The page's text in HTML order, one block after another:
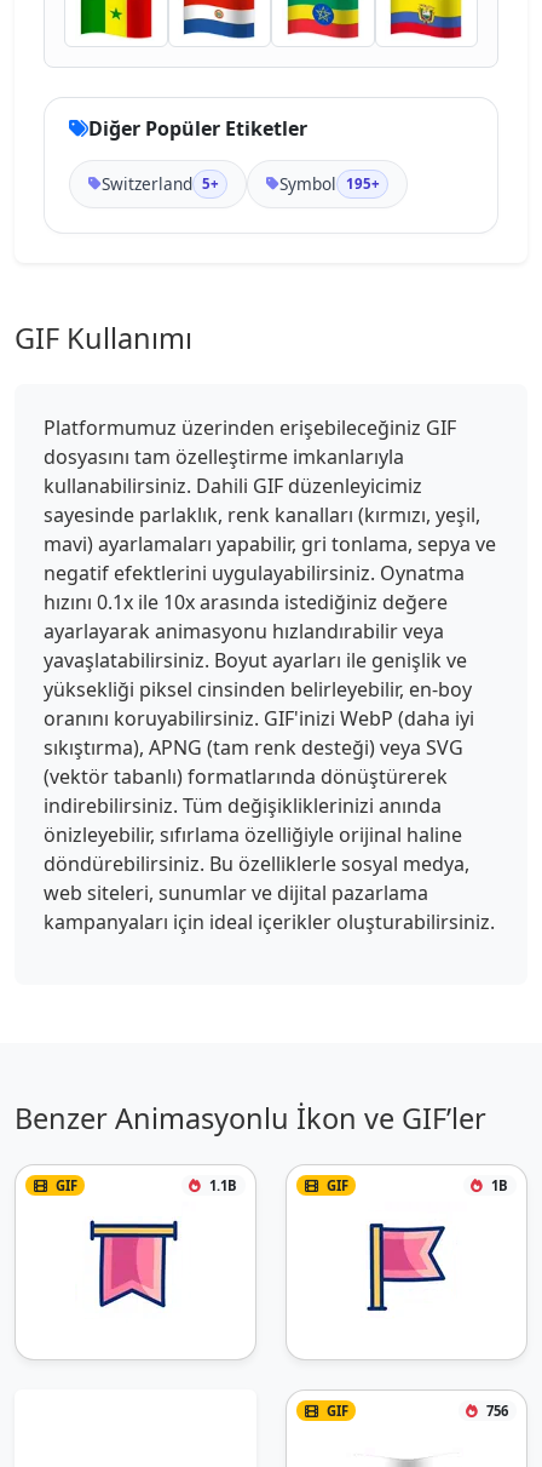
Diğer Popüler Etiketler
Switzerland 5+ Symbol 195+
GIF Kullanımı
Platformumuz üzerinden erişebileceğiniz GIF
dosyasını tam özelleştirme imkanlarıyla
kullanabilirsiniz. Dahili GIF düzenleyicimiz
sayesinde parlaklık, renk kanalları (kırmızı, yeşil,
mavi) ayarlamaları yapabilir, gri tonlama, sepya ve
negatif efektlerini uygulayabilirsiniz. Oynatma
hızını 0.1x ile 10x arasında istediğiniz değere
ayarlayarak animasyonu hızlandırabilir veya
yavaşlatabilirsiniz. Boyut ayarları ile genişlik ve
yüksekliği piksel cinsinden belirleyebilir, en-boy
oranını koruyabilirsiniz. GIF'inizi WebP (daha iyi
sıkıştırma), APNG (tam renk desteği) veya SVG
(vektör tabanlı) formatlarında dönüştürerek
indirebilirsiniz. Tüm değişikliklerinizi anında
önizleyebilir, sıfırlama özelliğiyle orijinal haline
döndürebilirsiniz. Bu özelliklerle sosyal medya,
web siteleri, sunumlar ve dijital pazarlama
kampanyaları için ideal içerikler oluşturabilirsiniz.
Benzer Animasyonlu İkon ve GIF’ler
GIF 1.1B GIF 1B
GIF 756